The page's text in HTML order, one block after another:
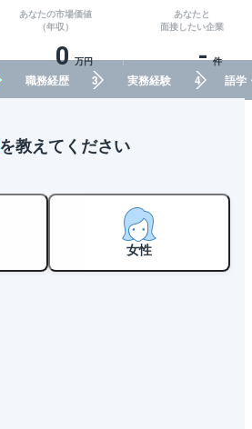
あなたの市場価値
（年収）
0 万円
あなたと
面接したい企業
- 件
職務経歴 実務経験 語学
を教えてください
女性